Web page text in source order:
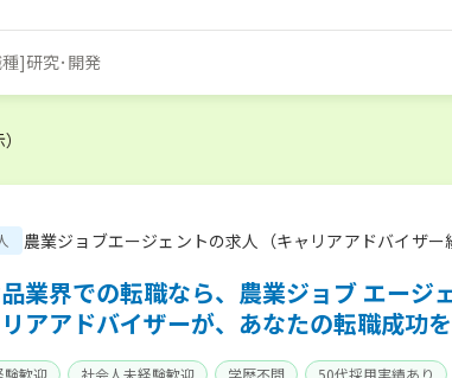
]研究･開発
農業ジョブエージェントの求人（キャリアアドバイザー
業界での転職なら、農業ジョブ エージ
アアドバイザーが、あなたの転職成功
験歓迎 社会人未経験歓迎 学歴不問
50代採用実績あり